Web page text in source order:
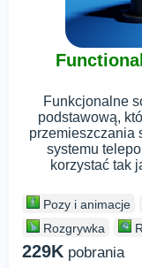
Funkcjonalne
podstawową,
przemieszczania
systemu
korzystać tak
Pozy i animacje
Rozgrywka
229K pobrania